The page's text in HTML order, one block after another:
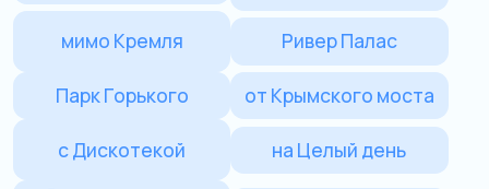
от Крымского моста
на Целый день
от Северного речного
с Гидом
Морис Речной трамвайчик